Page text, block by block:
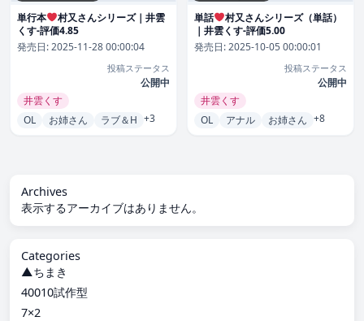
単行本
村又さんシリーズ｜井雲
くす-評価4.85
発売日:2025-11-28 00:00:04
投稿ステータス
公開中
井雲くす
OL
お姉さん ラブ＆H +3
単話
村又さんシリーズ（単話）
｜井雲くす-評価5.00
発売日:2025-10-05 00:00:01
投稿ステータス
公開中
井雲くす
OL
アナル お姉さん +8
Archives
表示するアーカイブはありません。
Categories
▲ちまき
40010試作型
7×2